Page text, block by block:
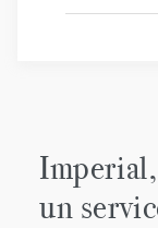
un